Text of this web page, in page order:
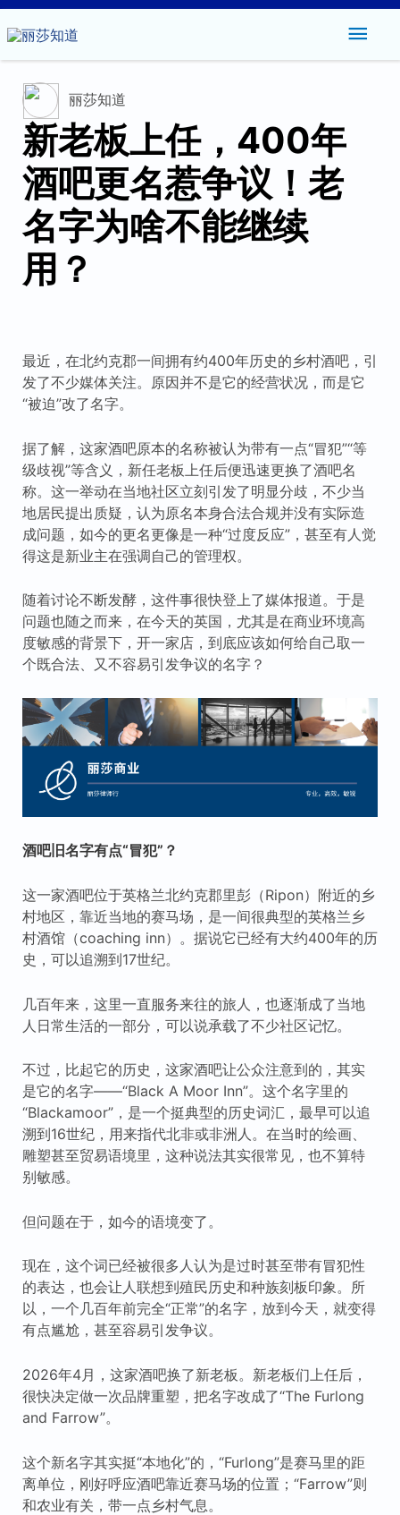
主
丽莎知道
新老板上任，400年
酒吧更名惹争议！老
名字为啥不能继续
用？
最近，在北约克郡一间拥有约400年历史的乡村酒吧，引
发了不少媒体关注。原因并不是它的经营状况，而是它
“被迫”改了名字。
据了解，这家酒吧原本的名称被认为带有一点“冒犯”“等
级歧视”等含义，新任老板上任后便迅速更换了酒吧名
称。这一举动在当地社区立刻引发了明显分歧，不少当
地居民提出质疑，认为原名本身合法合规并没有实际造
成问题，如今的更名更像是一种“过度反应”，甚至有人觉
得这是新业主在强调自己的管理权。
随着讨论不断发酵，这件事很快登上了媒体报道。于是
问题也随之而来，在今天的英国，尤其是在商业环境高
度敏感的背景下，开一家店，到底应该如何给自己取一
个既合法、又不容易引发争议的名字？
酒吧旧名字有点“冒犯”？
这一家酒吧位于英格兰北约克郡里彭（Ripon）附近的乡
村地区，靠近当地的赛马场，是一间很典型的英格兰乡
村酒馆（coaching inn）。据说它已经有大约400年的历
史，可以追溯到17世纪。
几百年来，这里一直服务来往的旅人，也逐渐成了当地
人日常生活的一部分，可以说承载了不少社区记忆。
不过，比起它的历史，这家酒吧让公众注意到的，其实
是它的名字——“Black A Moor Inn”。这个名字里的
“Blackamoor”，是一个挺典型的历史词汇，最早可以追
溯到16世纪，用来指代北非或非洲人。在当时的绘画、
雕塑甚至贸易语境里，这种说法其实很常见，也不算特
别敏感。
但问题在于，如今的语境变了。
现在，这个词已经被很多人认为是过时甚至带有冒犯性
的表达，也会让人联想到殖民历史和种族刻板印象。所
以，一个几百年前完全“正常”的名字，放到今天，就变得
有点尴尬，甚至容易引发争议。
2026年4月，这家酒吧换了新老板。新老板们上任后，
很快决定做一次品牌重塑，把名字改成了“The Furlong
and Farrow”。
这个新名字其实挺“本地化”的，“Furlong”是赛马里的距
离单位，刚好呼应酒吧靠近赛马场的位置；“Farrow”则
和农业有关，带一点乡村气息。